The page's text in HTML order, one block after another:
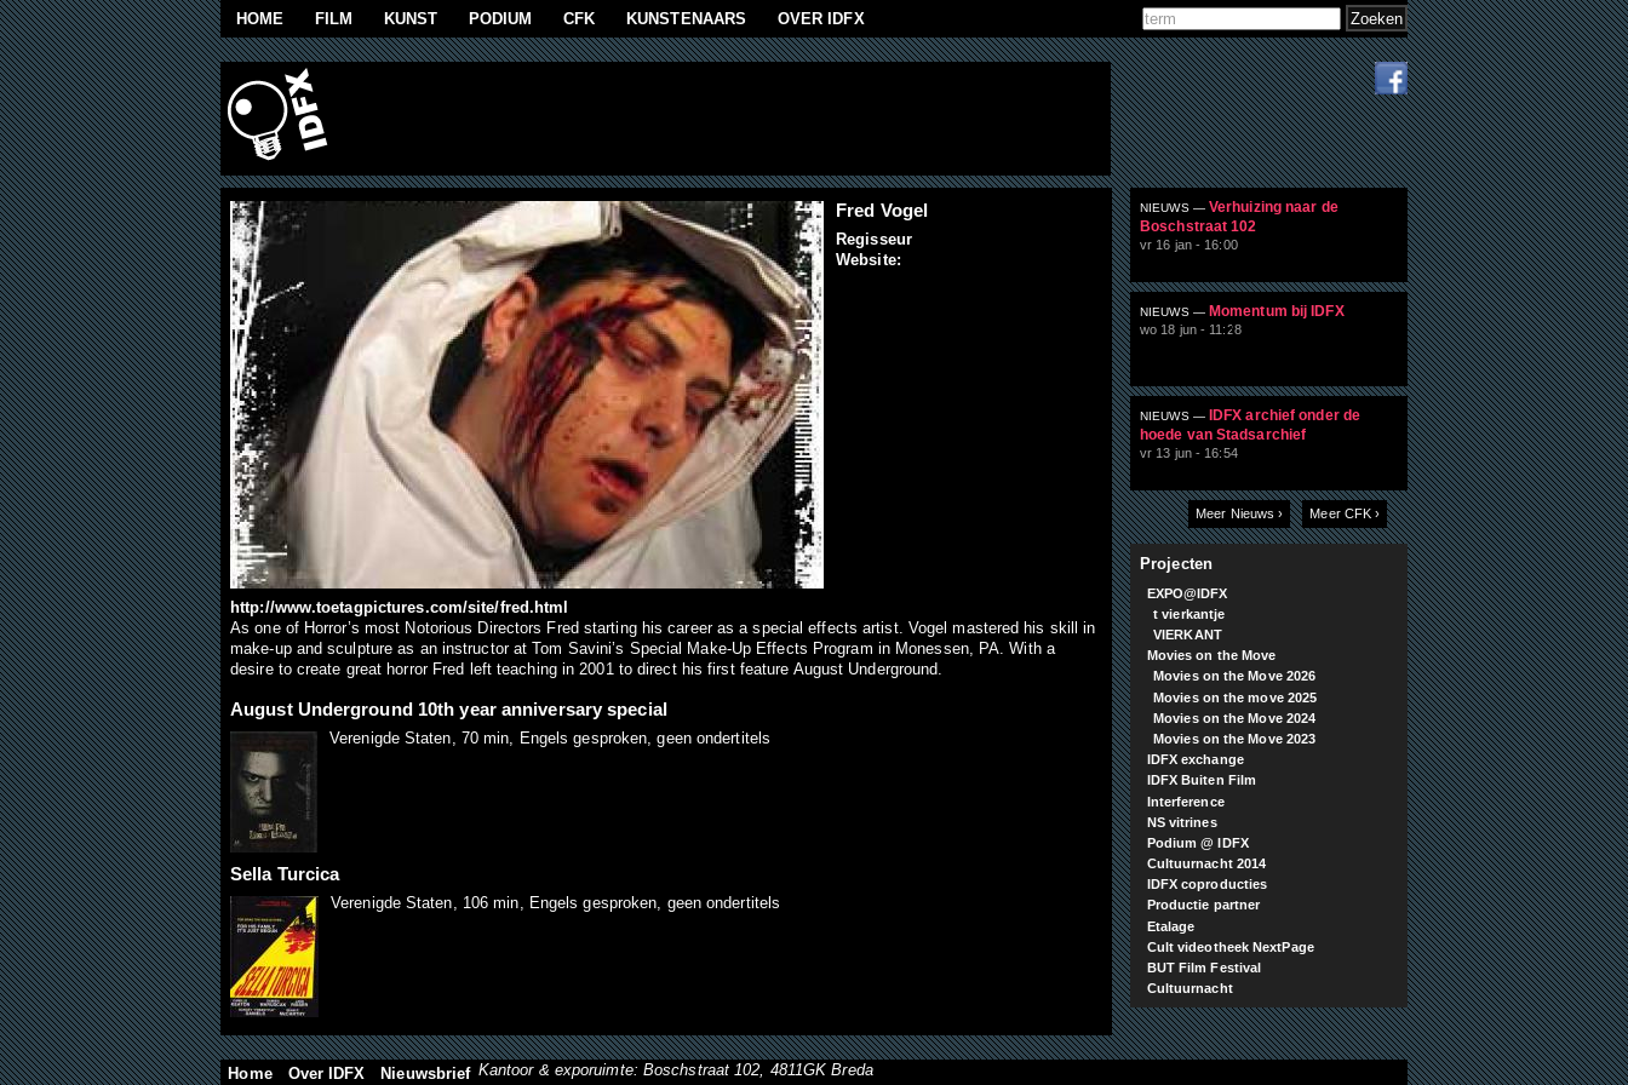
Overslaan en naar de algemene inhoud gaan
HOME FILM KUNST PODIUM CFK KUNSTENAARS OVER IDFX Zoekveld
Zoeken
Fred Vogel
Regisseur
Website:
http://www.toetagpictures.com/site/fred.html
As one of Horror’s most Notorious Directors Fred starting his career as a special effects artist. Vogel mastered his skill in
make-up and sculpture as an instructor at Tom Savini’s Special Make-Up Effects Program in Monessen, PA. With a
desire to create great horror Fred left teaching in 2001 to direct his first feature August Underground.
August Underground 10th year anniversary special
Verenigde Staten, 70 min, Engels gesproken, geen ondertitels
Sella Turcica
Verenigde Staten, 106 min, Engels gesproken, geen ondertitels
NIEUWS — Verhuizing naar de
Boschstraat 102
vr 16 jan - 16:00
NIEUWS — Momentum bij IDFX
wo 18 jun - 11:28
NIEUWS —
IDFX archief onder de
hoede van Stadsarchief
vr 13 jun - 16:54
Meer Nieuws › Meer CFK ›
Projecten
EXPO@IDFX
t vierkantje
VIERKANT
Movies on the Move
Movies on the Move 2026
Movies on the move 2025
Movies on the Move 2024
Movies on the Move 2023
IDFX exchange
IDFX Buiten Film
Interference
NS vitrines
Podium @ IDFX
Cultuurnacht 2014
IDFX coproducties
Productie partner
Etalage
Cult videotheek NextPage
BUT Film Festival
Cultuurnacht
Home Over IDFX Nieuwsbrief Kantoor & exporuimte: Boschstraat 102, 4811GK Breda